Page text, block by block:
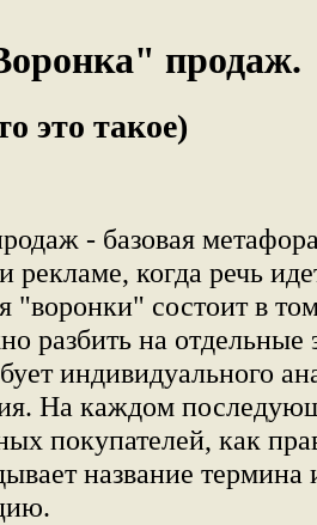
продаж.
это такое)
- базовая
рекламе, когда речь
"воронки" состоит в
разбить на
индивидуального
На каждом
покупателей, как
название термина